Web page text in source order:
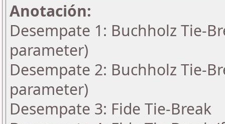
Anotación:
Desempate 1: Buchholz Tie-
parameter)
Desempate 2: Buchholz Tie-
parameter)
Desempate 3: Fide Tie-Break